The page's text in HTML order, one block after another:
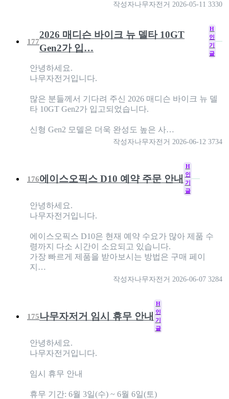
작성자나무자전거 2026-05-11 3330
177
2026 매디슨 바이크 뉴 델타 10GT
Gen2가 입…
H
인
기
글
안녕하세요.
나무자전거입니다.
많은 분들께서 기다려 주신 2026 매디슨 바이크 뉴 델
타 10GT Gen2가 입고되었습니다.
신형 Gen2 모델은 더욱 완성도 높은 사…
작성자나무자전거 2026-06-12 3734
176에이스오픽스 D10 예약 주문 안내
H
인
기
글
안녕하세요.
나무자전거입니다.
에이스오픽스 D10은 현재 예약 수요가 많아 제품 수
령까지 다소 시간이 소요되고 있습니다.
가장 빠르게 제품을 받아보시는 방법은 구매 페이
지…
작성자나무자전거 2026-06-07 3284
175나무자저거 임시 휴무 안내
H
인
기
글
안녕하세요.
나무자전거입니다.
임시 휴무 안내
휴무 기간: 6월 3일(수) ~ 6월 6일(토)